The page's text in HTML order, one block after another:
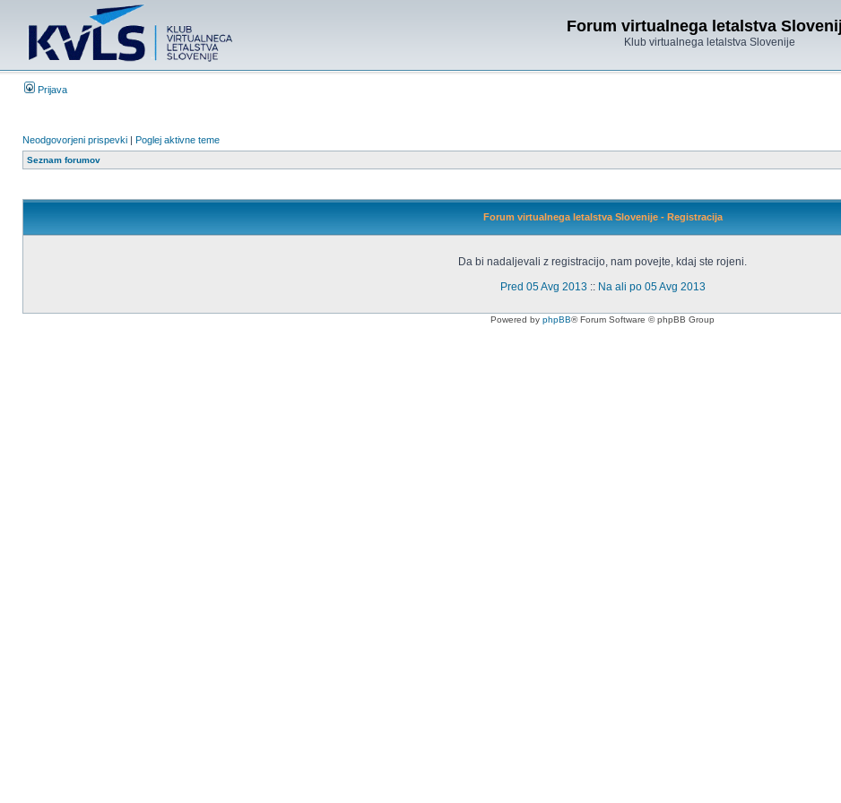
Forum virtualnega letalstva
Klub virtualnega letalstva Slovenije
Prijava
Neodgovorjeni prispevki | Poglej aktivne teme
Seznam forumov
Forum virtualnega letalstva Slovenije - Registracija
Da bi nadaljevali z registracijo, nam povejte, kdaj ste rojeni.
Pred 05 Avg 2013 :: Na ali po 05 Avg 2013
Powered by phpBB® Forum Software © phpBB Group